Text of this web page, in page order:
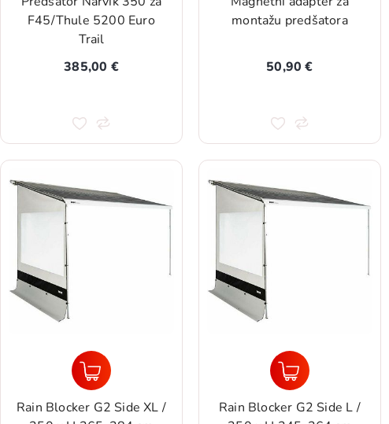
F45/Thule 5200 Euro
Trail
385,00 €
montažu predšatora
50,90 €
Rain Blocker G2 Side XL /
Rain Blocker G2 Side L /